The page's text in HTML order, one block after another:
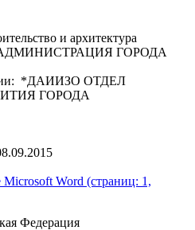
и архитектура
ГОРОДА
*ДАИИЗО ОТДЕЛ
ГОРОДА
Word (страниц: 1,
Федерация